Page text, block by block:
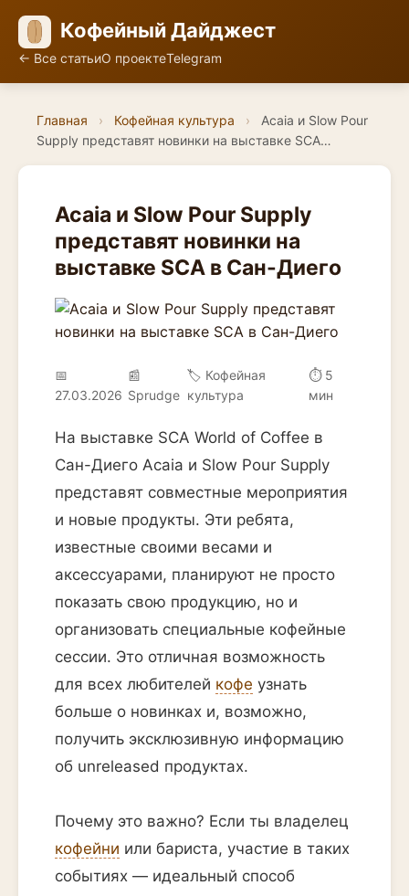
Кофейный Дайджест
← Все статьиО проектеTelegram
Главная › Кофейная культура ›
Acaia и Slow Pour
Supply представят новинки на выставке SCA…
Acaia и Slow Pour Supply
представят новинки на
выставке SCA в Сан-Диего
📅
27.03.2026
📰
Sprudge
🏷️ Кофейная
культура
⏱ 5
мин
На выставке SCA World of Coffee в
Сан-Диего Acaia и Slow Pour Supply
представят совместные мероприятия
и новые продукты. Эти ребята,
известные своими весами и
аксессуарами, планируют не просто
показать свою продукцию, но и
организовать специальные кофейные
сессии. Это отличная возможность
для всех любителей кофе узнать
больше о новинках и, возможно,
получить эксклюзивную информацию
об unreleased продуктах.
Почему это важно? Если ты владелец
кофейни или бариста, участие в таких
событиях — идеальный способ